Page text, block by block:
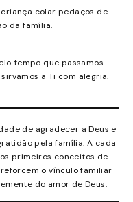
colar pedaços de
da família.
tempo que passamos
a Ti com alegria.
de agradecer a Deus e
pela família. A cada
primeiros conceitos de
o vínculo familiar
do amor de Deus.